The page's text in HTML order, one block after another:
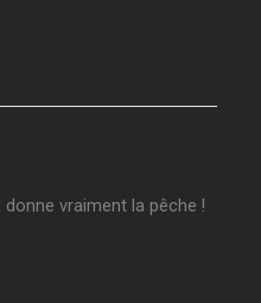
vraiment la pêche !